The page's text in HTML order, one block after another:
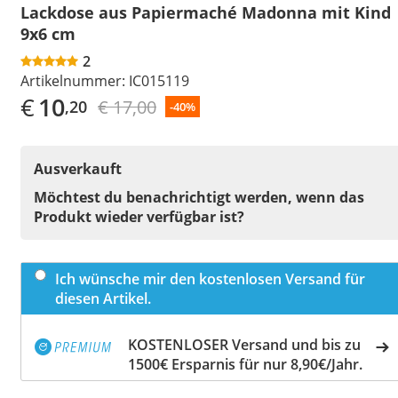
Lackdose aus Papiermaché Madonna mit Kind
9x6 cm
2
Artikelnummer: IC015119
€10,20 € 17,00 -40%
Ausverkauft
Möchtest du benachrichtigt werden, wenn das
Produkt wieder verfügbar ist?
Ich wünsche mir den kostenlosen Versand für
diesen Artikel.
KOSTENLOSER Versand und bis zu
1500€ Ersparnis für nur 8,90€/Jahr.